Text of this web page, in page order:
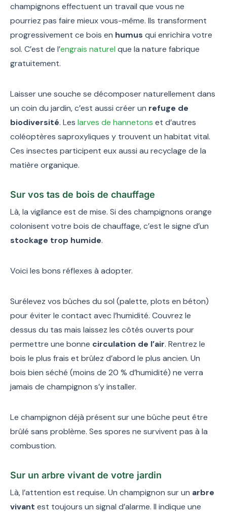
champignons effectuent un travail que vous ne
pourriez pas faire mieux vous-même. Ils transforment
progressivement ce bois en humus qui enrichira votre
sol. C’est de l’engrais naturel que la nature fabrique
gratuitement.
Laisser une souche se décomposer naturellement dans
un coin du jardin, c’est aussi créer un refuge de
biodiversité. Les larves de hannetons et d’autres
coléoptères saproxyliques y trouvent un habitat vital.
Ces insectes participent eux aussi au recyclage de la
matière organique.
Sur vos tas de bois de chauffage
Là, la vigilance est de mise. Si des champignons orange
colonisent votre bois de chauffage, c’est le signe d’un
stockage trop humide.
Voici les bons réflexes à adopter.
Surélevez vos bûches du sol (palette, plots en béton)
pour éviter le contact avec l’humidité. Couvrez le
dessus du tas mais laissez les côtés ouverts pour
permettre une bonne circulation de l’air. Rentrez le
bois le plus frais et brûlez d’abord le plus ancien. Un
bois bien séché (moins de 20 % d’humidité) ne verra
jamais de champignon s’y installer.
Le champignon déjà présent sur une bûche peut être
brûlé sans problème. Ses spores ne survivent pas à la
combustion.
Sur un arbre vivant de votre jardin
Là, l’attention est requise. Un champignon sur un arbre
vivant est toujours un signal d’alarme. Il indique une